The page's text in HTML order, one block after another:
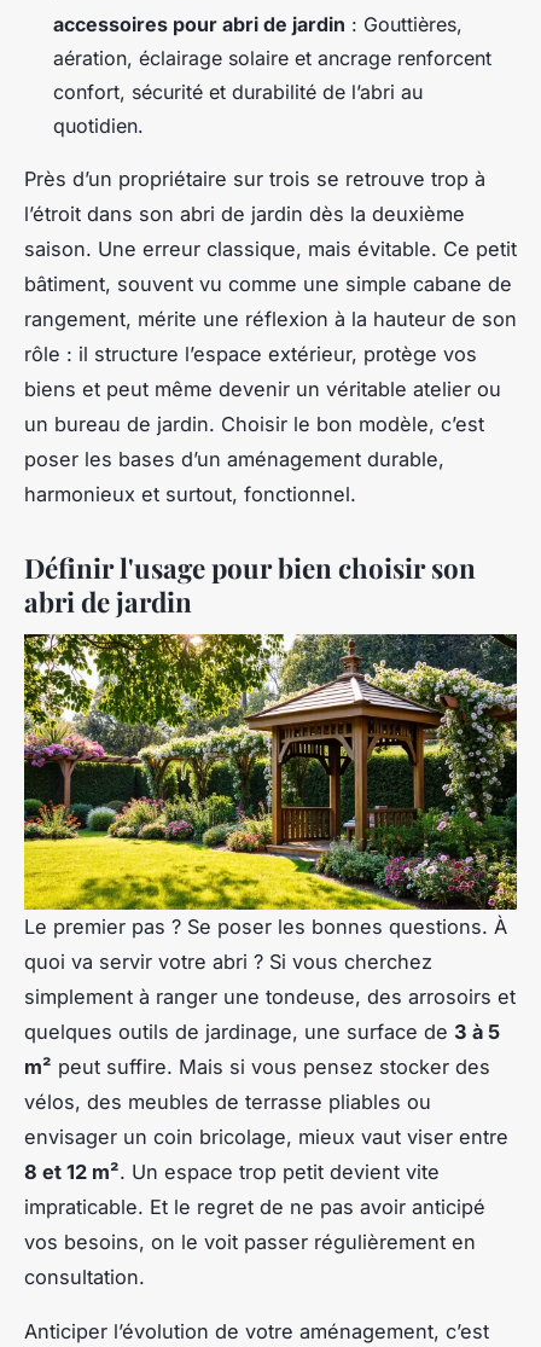
accessoires pour abri de jardin : Gouttières,
aération, éclairage solaire et ancrage renforcent
confort, sécurité et durabilité de l’abri au
quotidien.
Près d’un propriétaire sur trois se retrouve trop à
l’étroit dans son abri de jardin dès la deuxième
saison. Une erreur classique, mais évitable. Ce petit
bâtiment, souvent vu comme une simple cabane de
rangement, mérite une réflexion à la hauteur de son
rôle : il structure l’espace extérieur, protège vos
biens et peut même devenir un véritable atelier ou
un bureau de jardin. Choisir le bon modèle, c’est
poser les bases d’un aménagement durable,
harmonieux et surtout, fonctionnel.
Définir l'usage pour bien choisir son
abri de jardin
Le premier pas ? Se poser les bonnes questions. À
quoi va servir votre abri ? Si vous cherchez
simplement à ranger une tondeuse, des arrosoirs et
quelques outils de jardinage, une surface de 3 à 5
m² peut suffire. Mais si vous pensez stocker des
vélos, des meubles de terrasse pliables ou
envisager un coin bricolage, mieux vaut viser entre
8 et 12 m². Un espace trop petit devient vite
impraticable. Et le regret de ne pas avoir anticipé
vos besoins, on le voit passer régulièrement en
consultation.
Anticiper l’évolution de votre aménagement, c’est